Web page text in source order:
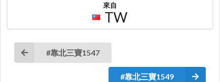
來自
TW
#靠北三寶1547
#靠北三寶1549